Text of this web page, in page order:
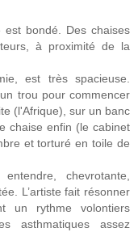
bondé. Des chaises
à proximité de la
est très spacieuse.
trou pour commencer
(l'Afrique), sur un banc
chaise enfin (le cabinet
et torturé en toile de
chevrotante,
L’artiste fait résonner
un rythme volontiers
asthmatiques assez